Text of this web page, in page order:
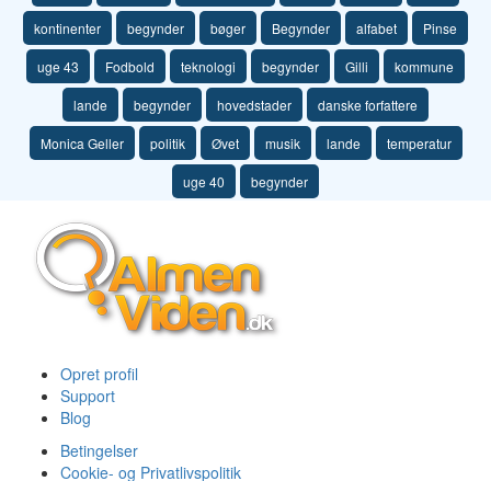
kontinenter begynder bøger Begynder alfabet Pinse
uge 43 Fodbold teknologi begynder Gilli kommune
lande begynder hovedstader danske forfattere
Monica Geller politik Øvet musik lande temperatur
uge 40 begynder
Opret profil
Support
Blog
Betingelser
Cookie- og Privatlivspolitik